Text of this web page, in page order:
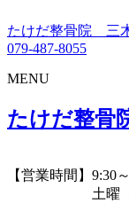
たけだ整骨院 三
079-487-8055
MENU
たけだ整骨
【営業時間】9:30
土曜（9:00～